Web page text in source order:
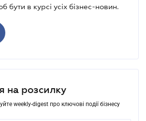
бути в курсі усіх бізнес-новин.
на розсилку
weekly-digest про ключові події бізнесу